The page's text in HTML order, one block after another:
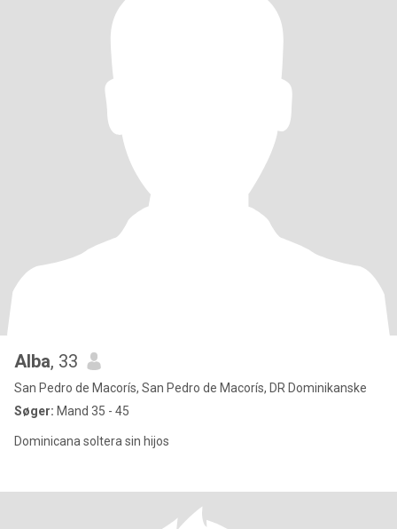
Alba, 33
San Pedro de Macorís, San Pedro de Macorís, DR Dominikanske
Søger: Mand 35 - 45
Dominicana soltera sin hijos